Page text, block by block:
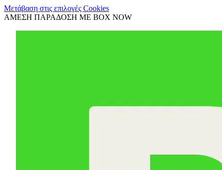
Μετάβαση στις επιλογές Cookies
ΑΜΕΣΗ ΠΑΡΑΔΟΣΗ ΜΕ BOX NOW